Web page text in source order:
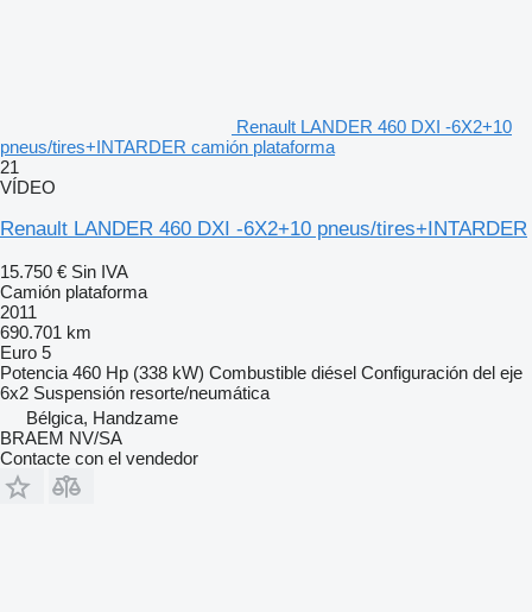
Renault LANDER 460 DXI -6X2+10
pneus/tires+INTARDER camión plataforma
21
VÍDEO
Renault LANDER 460 DXI -6X2+10 pneus/tires+INTARDER
15.750 € Sin IVA
Camión plataforma
2011
690.701 km
Euro 5
Potencia 460 Hp (338 kW) Combustible diésel Configuración del eje
6x2 Suspensión resorte/neumática
Bélgica, Handzame
BRAEM NV/SA
Contacte con el vendedor